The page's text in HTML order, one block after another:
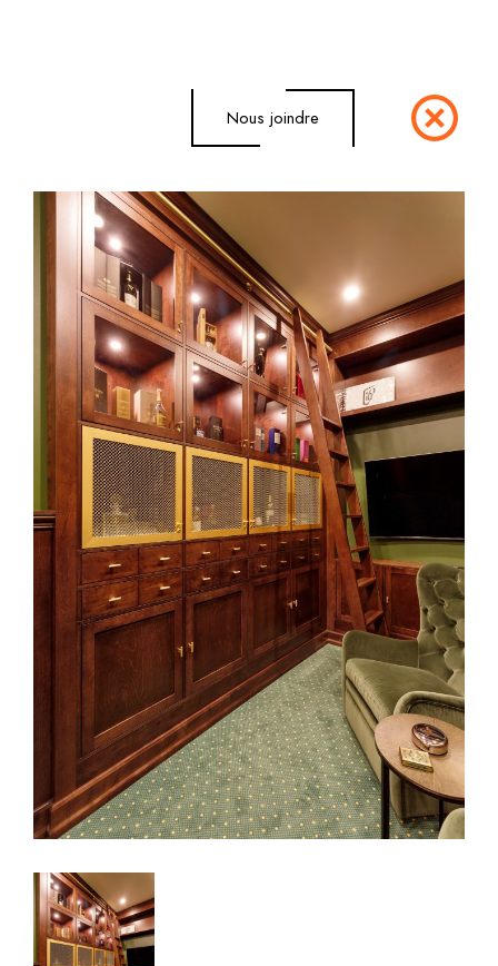
Nous joindre